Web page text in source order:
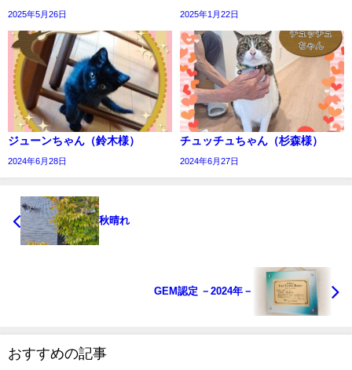
2025年5月26日 2025年1月22日
ジューンちゃん（鈴木様）
2024年6月28日
チュッチュちゃん（杉森様）
2024年6月27日
秋晴れ
GEM認定 －2024年－
おすすめの記事